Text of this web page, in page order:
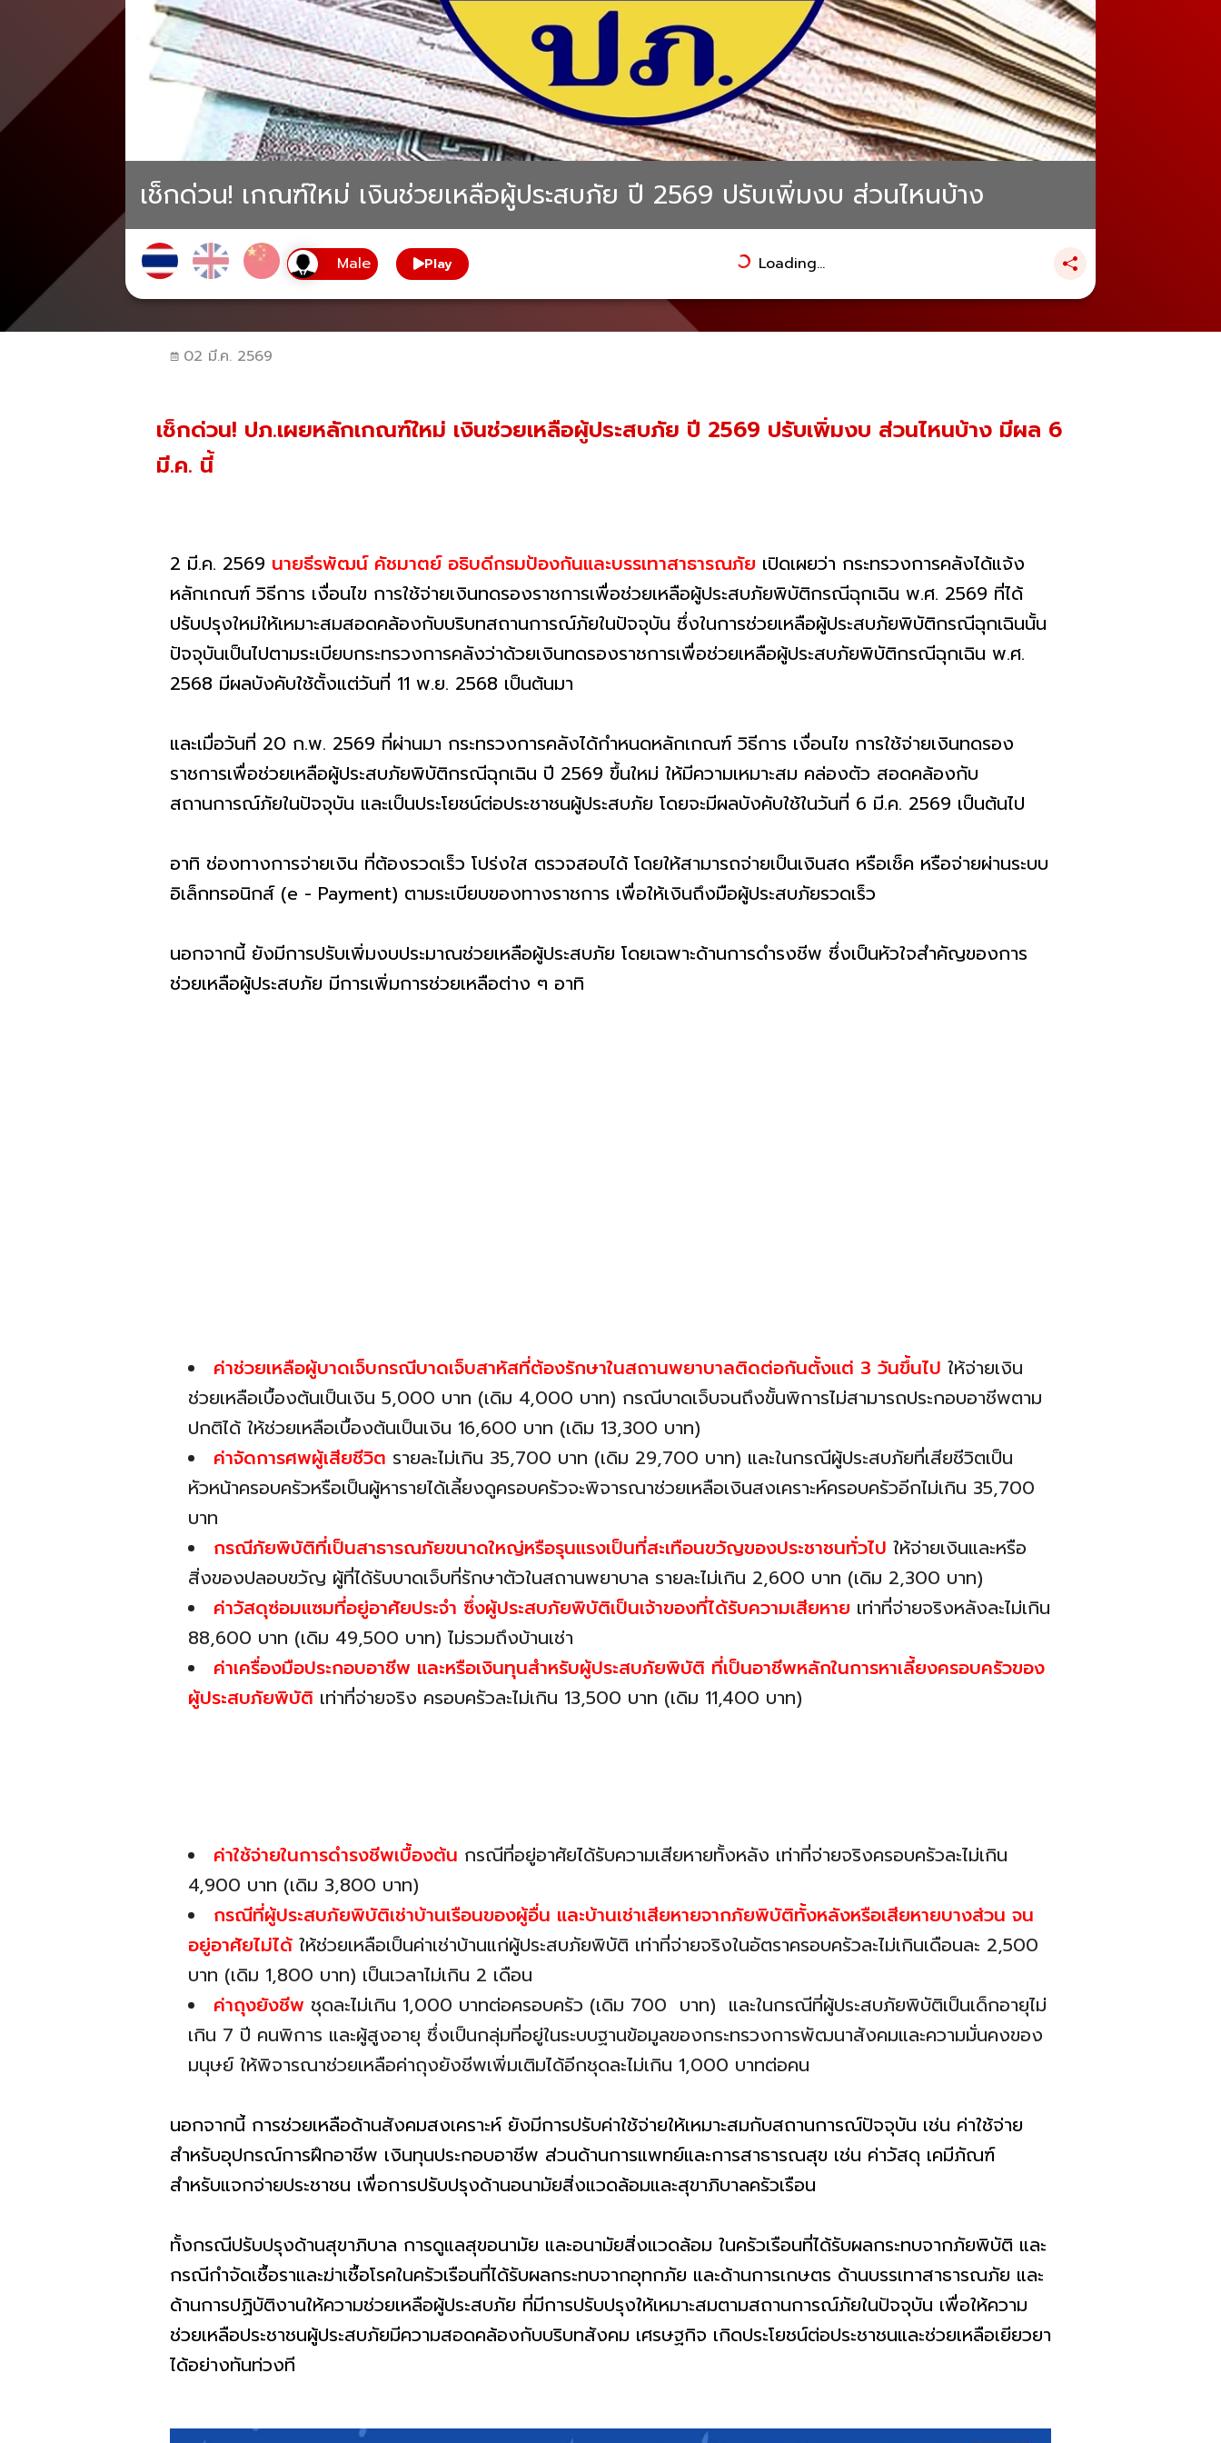
เช็กด่วน! เกณฑ์ใหม่ เงินช่วยเหลือผู้ประสบภัย ปี 2569 ปรับเพิ่มงบ ส่วนไหนบ้าง
Play Loading...
02 มี.ค. 2569
เช็กด่วน! ปภ.เผยหลักเกณฑ์ใหม่ เงินช่วยเหลือผู้ประสบภัย ปี 2569 ปรับเพิ่มงบ ส่วนไหนบ้าง มีผล 6
มี.ค. นี้
2 มี.ค. 2569 นายธีรพัฒน์ คัชมาตย์ อธิบดีกรมป้องกันและบรรเทาสาธารณภัย เปิดเผยว่า กระทรวงการคลังได้แจ้ง
หลักเกณฑ์ วิธีการ เงื่อนไข การใช้จ่ายเงินทดรองราชการเพื่อช่วยเหลือผู้ประสบภัยพิบัติกรณีฉุกเฉิน พ.ศ. 2569 ที่ได้
ปรับปรุงใหม่ให้เหมาะสมสอดคล้องกับบริบทสถานการณ์ภัยในปัจจุบัน ซึ่งในการช่วยเหลือผู้ประสบภัยพิบัติกรณีฉุกเฉินนั้น
ปัจจุบันเป็นไปตามระเบียบกระทรวงการคลังว่าด้วยเงินทดรองราชการเพื่อช่วยเหลือผู้ประสบภัยพิบัติกรณีฉุกเฉิน พ.ศ.
2568 มีผลบังคับใช้ตั้งแต่วันที่ 11 พ.ย. 2568 เป็นต้นมา
และเมื่อวันที่ 20 ก.พ. 2569 ที่ผ่านมา กระทรวงการคลังได้กำหนดหลักเกณฑ์ วิธีการ เงื่อนไข การใช้จ่ายเงินทดรอง
ราชการเพื่อช่วยเหลือผู้ประสบภัยพิบัติกรณีฉุกเฉิน ปี 2569 ขึ้นใหม่ ให้มีความเหมาะสม คล่องตัว สอดคล้องกับ
สถานการณ์ภัยในปัจจุบัน และเป็นประโยชน์ต่อประชาชนผู้ประสบภัย โดยจะมีผลบังคับใช้ในวันที่ 6 มี.ค. 2569 เป็นต้นไป
อาทิ ช่องทางการจ่ายเงิน ที่ต้องรวดเร็ว โปร่งใส ตรวจสอบได้ โดยให้สามารถจ่ายเป็นเงินสด หรือเช็ค หรือจ่ายผ่านระบบ
อิเล็กทรอนิกส์ (e - Payment) ตามระเบียบของทางราชการ เพื่อให้เงินถึงมือผู้ประสบภัยรวดเร็ว
นอกจากนี้ ยังมีการปรับเพิ่มงบประมาณช่วยเหลือผู้ประสบภัย โดยเฉพาะด้านการดำรงชีพ ซึ่งเป็นหัวใจสำคัญของการ
ช่วยเหลือผู้ประสบภัย มีการเพิ่มการช่วยเหลือต่าง ๆ อาทิ
ค่าช่วยเหลือผู้บาดเจ็บกรณีบาดเจ็บสาหัสที่ต้องรักษาในสถานพยาบาลติดต่อกันตั้งแต่ 3 วันขึ้นไป ให้จ่ายเงิน
ช่วยเหลือเบื้องต้นเป็นเงิน 5,000 บาท (เดิม 4,000 บาท) กรณีบาดเจ็บจนถึงขั้นพิการไม่สามารถประกอบอาชีพตาม
ปกติได้ ให้ช่วยเหลือเบื้องต้นเป็นเงิน 16,600 บาท (เดิม 13,300 บาท)
ค่าจัดการศพผู้เสียชีวิต รายละไม่เกิน 35,700 บาท (เดิม 29,700 บาท) และในกรณีผู้ประสบภัยที่เสียชีวิตเป็น
หัวหน้าครอบครัวหรือเป็นผู้หารายได้เลี้ยงดูครอบครัวจะพิจารณาช่วยเหลือเงินสงเคราะห์ครอบครัวอีกไม่เกิน 35,700
บาท
กรณีภัยพิบัติที่เป็นสาธารณภัยขนาดใหญ่หรือรุนแรงเป็นที่สะเทือนขวัญของประชาชนทั่วไป ให้จ่ายเงินและหรือ
สิ่งของปลอบขวัญ ผู้ที่ได้รับบาดเจ็บที่รักษาตัวในสถานพยาบาล รายละไม่เกิน 2,600 บาท (เดิม 2,300 บาท)
ค่าวัสดุซ่อมแซมที่อยู่อาศัยประจำ ซึ่งผู้ประสบภัยพิบัติเป็นเจ้าของที่ได้รับความเสียหาย เท่าที่จ่ายจริงหลังละไม่เกิน
88,600 บาท (เดิม 49,500 บาท) ไม่รวมถึงบ้านเช่า
ค่าเครื่องมือประกอบอาชีพ และหรือเงินทุนสำหรับผู้ประสบภัยพิบัติ ที่เป็นอาชีพหลักในการหาเลี้ยงครอบครัวของ
ผู้ประสบภัยพิบัติ เท่าที่จ่ายจริง ครอบครัวละไม่เกิน 13,500 บาท (เดิม 11,400 บาท)
ค่าใช้จ่ายในการดำรงชีพเบื้องต้น กรณีที่อยู่อาศัยได้รับความเสียหายทั้งหลัง เท่าที่จ่ายจริงครอบครัวละไม่เกิน
4,900 บาท (เดิม 3,800 บาท)
กรณีที่ผู้ประสบภัยพิบัติเช่าบ้านเรือนของผู้อื่น และบ้านเช่าเสียหายจากภัยพิบัติทั้งหลังหรือเสียหายบางส่วน จน
อยู่อาศัยไม่ได้ ให้ช่วยเหลือเป็นค่าเช่าบ้านแก่ผู้ประสบภัยพิบัติ เท่าที่จ่ายจริงในอัตราครอบครัวละไม่เกินเดือนละ 2,500
บาท (เดิม 1,800 บาท) เป็นเวลาไม่เกิน 2 เดือน
ค่าถุงยังชีพ ชุดละไม่เกิน 1,000 บาทต่อครอบครัว (เดิม 700 บาท) และในกรณีที่ผู้ประสบภัยพิบัติเป็นเด็กอายุไม่
เกิน 7 ปี คนพิการ และผู้สูงอายุ ซึ่งเป็นกลุ่มที่อยู่ในระบบฐานข้อมูลของกระทรวงการพัฒนาสังคมและความมั่นคงของ
มนุษย์ ให้พิจารณาช่วยเหลือค่าถุงยังชีพเพิ่มเติมได้อีกชุดละไม่เกิน 1,000 บาทต่อคน
นอกจากนี้ การช่วยเหลือด้านสังคมสงเคราะห์ ยังมีการปรับค่าใช้จ่ายให้เหมาะสมกับสถานการณ์ปัจจุบัน เช่น ค่าใช้จ่าย
สำหรับอุปกรณ์การฝึกอาชีพ เงินทุนประกอบอาชีพ ส่วนด้านการแพทย์และการสาธารณสุข เช่น ค่าวัสดุ เคมีภัณฑ์
สำหรับแจกจ่ายประชาชน เพื่อการปรับปรุงด้านอนามัยสิ่งแวดล้อมและสุขาภิบาลครัวเรือน
ทั้งกรณีปรับปรุงด้านสุขาภิบาล การดูแลสุขอนามัย และอนามัยสิ่งแวดล้อม ในครัวเรือนที่ได้รับผลกระทบจากภัยพิบัติ และ
กรณีกำจัดเชื้อราและฆ่าเชื้อโรคในครัวเรือนที่ได้รับผลกระทบจากอุทกภัย และด้านการเกษตร ด้านบรรเทาสาธารณภัย และ
ด้านการปฏิบัติงานให้ความช่วยเหลือผู้ประสบภัย ที่มีการปรับปรุงให้เหมาะสมตามสถานการณ์ภัยในปัจจุบัน เพื่อให้ความ
ช่วยเหลือประชาชนผู้ประสบภัยมีความสอดคล้องกับบริบทสังคม เศรษฐกิจ เกิดประโยชน์ต่อประชาชนและช่วยเหลือเยียวยา
ได้อย่างทันท่วงที